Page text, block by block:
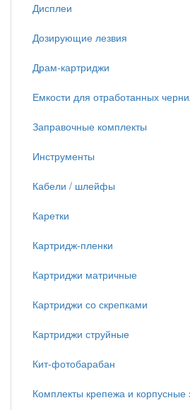
Дисплеи
Дозирующие лезвия
Драм-картриджи
Емкости для отработанных
Заправочные комплекты
Инструменты
Кабели / шлейфы
Каретки
Картридж-пленки
Картриджи матричные
Картриджи со скрепками
Картриджи струйные
Кит-фотобарабан
Комплекты крепежа и корпусные